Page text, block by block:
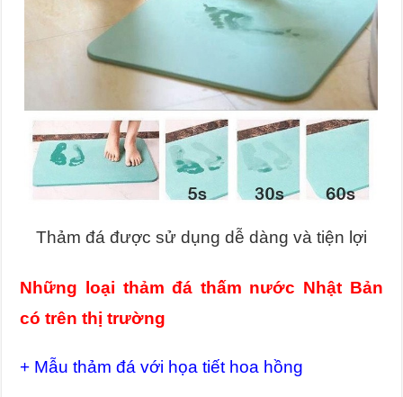
Thảm đá được sử dụng dễ dàng và tiện lợi
Những loại thảm đá thấm nước Nhật Bản
có trên thị trường
+ Mẫu thảm đá với họa tiết hoa hồng